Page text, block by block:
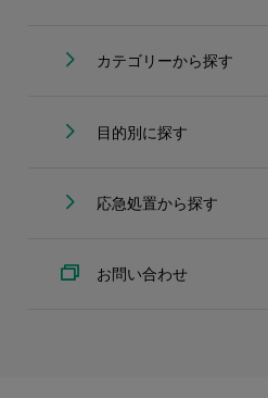
カテゴリーから探す
目的別に探す
応急処置から探す
お問い合わせ